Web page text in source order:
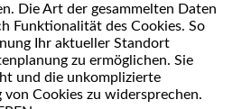
Die Art der gesammelten Daten
Funktionalität des Cookies. So
Ihr aktueller Standort
zu ermöglichen. Sie
und die unkomplizierte
Cookies zu widersprechen.